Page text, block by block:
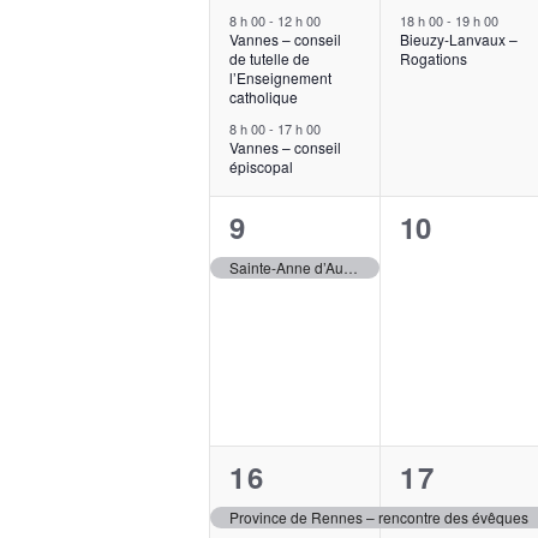
évènements,
8 h 00- 12 h 00
Vannes – conseil
de tutelle de
l’Enseignement
catholique
8 h 00- 17 h 00
Vannes – conseil
épiscopal
18 h 00- 19 h 00
Bieuzy-Lanvaux –
Rogations
1
évènement,
9
Sainte-Anne d’Auray – jubilé, fête diocésaine de Pentecôte
0
10
1
évènement,
16
Province de Rennes – rencontre des évêques
1
17